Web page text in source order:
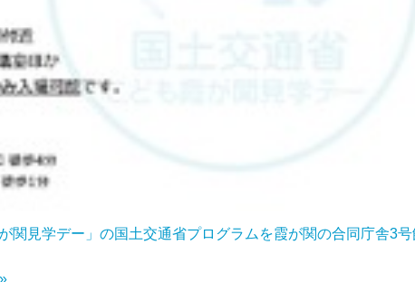
見学デー」の国土交通省プログラムを霞が関の合同庁舎3